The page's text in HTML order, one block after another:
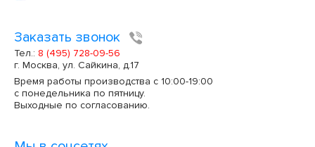
Заказать звонок
Тел.: 8 (495) 728-09-56
г. Москва, ул. Сайкина, д.17
Время работы производства с 10:00-19:00
с понедельника по пятницу.
Выходные по согласованию.